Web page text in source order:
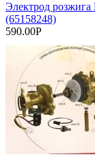
Электрод
(65158248)
590.00Р